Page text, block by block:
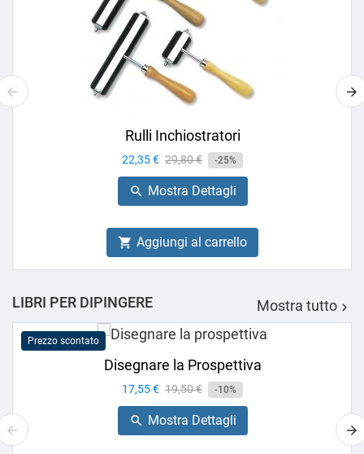
Rulli Inchiostratori
Prezzo
22,35 € Prezzo
base
29,80 € -25%
 Mostra Dettagli
 Aggiungi al carrello
LIBRI PER DIPINGERE Mostra tutto 
Prezzo scontato
Disegnare la Prospettiva
Prezzo
17,55 € Prezzo
base
19,50 € -10%
 Mostra Dettagli